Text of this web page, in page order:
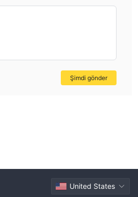
Şimdi gönder
United States